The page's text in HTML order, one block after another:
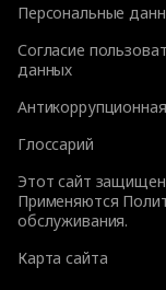
Персональные
Согласие
данных
Глоссарий
Этот сайт защищен
Применяются
обслуживания.
Карта сайта